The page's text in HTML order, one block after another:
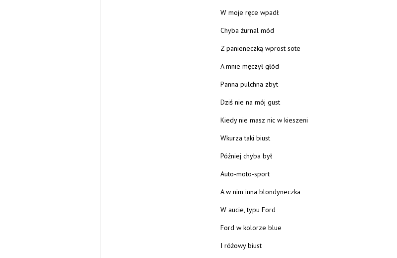
W moje ręce wpadł
Chyba żurnal mód
Z panieneczką wprost sote
A mnie męczył głód
Panna pulchna zbyt
Dziś nie na mój gust
Kiedy nie masz nic w kieszeni
Wkurza taki biust
Później chyba był
Auto-moto-sport
A w nim inna blondyneczka
W aucie, typu Ford
Ford w kolorze blue
I różowy biust